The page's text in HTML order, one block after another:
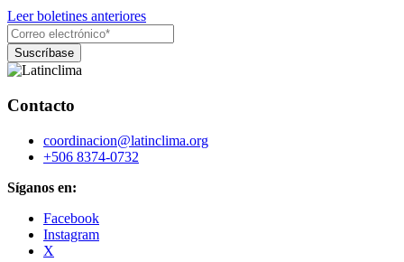
Leer boletines anteriores
Contacto
coordinacion@latinclima.org
+506 8374-0732
Síganos en:
Facebook
Instagram
X